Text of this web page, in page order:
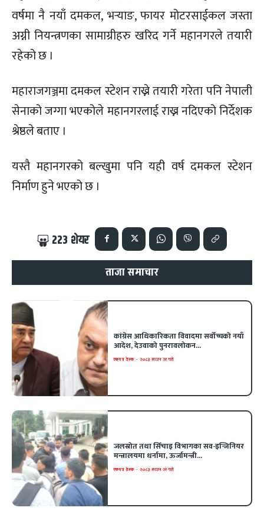
वर्षमा नै नयाँ दमकल, भर्‍याङ, फायर मोटरसाईकल जस्ता
अग्नी नियन्त्रणका सामाग्रीहरु खरिद गर्ने महानगरले तयारी
रहेको छ ।
महाराजगञ्जमा दमकल स्टेशन राख्ने तयारी गरेता पनि नेपाली
सेनाको जग्गा भएकोले महानगरलाई राख्न नदिएको निर्देशक
श्रेष्ठले बताए ।
यस्तै महानगरको बल्खुमा पनि यही वर्ष दमकल स्टेशन
निर्माण हुने भएको छ ।
223 शेयर
ताजा समाचार
कांग्रेस आधिकारिकता विवादमा सर्वोच्चको नयाँ
आदेश, देउवाको पुनरावलोकन...
एकपत्र डेस्क - २०८३ साउन २१ गते
जलस्रोत तथा सिँचाइ विभागका सव-इन्जिनियर
मन्त्रालयमा धर्नामा, ऊर्जामन्त्री...
एकपत्र डेस्क - २०८३ साउन २१ गते